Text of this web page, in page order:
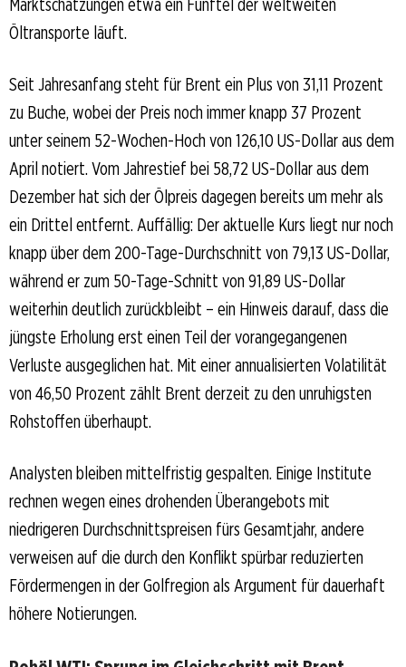
Marktschätzungen etwa ein Fünftel der weltweiten
Öltransporte läuft.
Seit Jahresanfang steht für Brent ein Plus von 31,11 Prozent
zu Buche, wobei der Preis noch immer knapp 37 Prozent
unter seinem 52-Wochen-Hoch von 126,10 US-Dollar aus dem
April notiert. Vom Jahrestief bei 58,72 US-Dollar aus dem
Dezember hat sich der Ölpreis dagegen bereits um mehr als
ein Drittel entfernt. Auffällig: Der aktuelle Kurs liegt nur noch
knapp über dem 200-Tage-Durchschnitt von 79,13 US-Dollar,
während er zum 50-Tage-Schnitt von 91,89 US-Dollar
weiterhin deutlich zurückbleibt – ein Hinweis darauf, dass die
jüngste Erholung erst einen Teil der vorangegangenen
Verluste ausgeglichen hat. Mit einer annualisierten Volatilität
von 46,50 Prozent zählt Brent derzeit zu den unruhigsten
Rohstoffen überhaupt.
Analysten bleiben mittelfristig gespalten. Einige Institute
rechnen wegen eines drohenden Überangebots mit
niedrigeren Durchschnittspreisen fürs Gesamtjahr, andere
verweisen auf die durch den Konflikt spürbar reduzierten
Fördermengen in der Golfregion als Argument für dauerhaft
höhere Notierungen.